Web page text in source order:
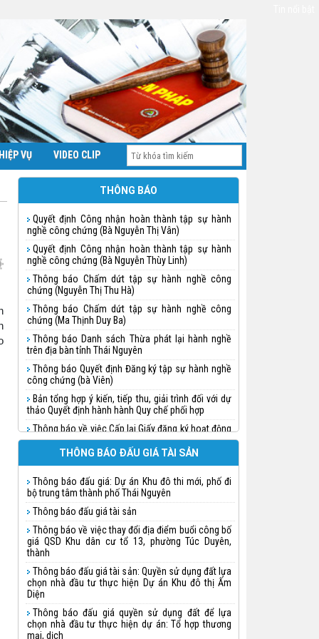
VỤ VIDEO CLIP
THÔNG BÁO
Quyết định Công nhận hoàn thành tập sự hành
nghề công chứng (Bà Nguyễn Thị Vân)
Quyết định Công nhận hoàn thành tập sự hành
nghề công chứng (Bà Nguyễn Thùy Linh)
Thông báo Chấm dứt tập sự hành nghề công
chứng (Nguyễn Thị Thu Hà)
Thông báo Chấm dứt tập sự hành nghề công
chứng (Ma Thịnh Duy Ba)
Thông báo Danh sách Thừa phát lại hành nghề
trên địa bàn tỉnh Thái Nguyên
Thông báo Quyết định Đăng ký tập sự hành nghề
công chứng (bà Viên)
Bản tổng hợp ý kiến, tiếp thu, giải trình đối với dự
thảo Quyết định hành hành Quy chế phối hợp
Thông báo về việc Cấp lại Giấy đăng ký hoạt động
cho Công ty đấu giá hợp danh Tuấn Khánh
Thông báo quyết định Đăng ký tập sự hành nghề
Thông báo quyết định Đăng ký tập sự hành nghề
công chứng (Triệu Thị Thanh Doãn)
Thông báo quyết định Đăng ký tập sự hành nghề
công chứng
Thông báo quyết định Đăng ký tập sự hành nghề
công chứng (Chu Ngọc Linh)
Thông báo về việc đăng ký hành nghề và cấp thẻ
Thừa phát lại cho bà Lưu Vũ Nhật Minh
Thông báo về việc thành lập Văn phòng Thừa
phát lại trên địa bàn tỉnh Thái Nguyên
THÔNG BÁO ĐẤU GIÁ TÀI SẢN
Thông báo đấu giá: Dự án Khu đô thi mới, phố đi
bộ trung tâm thành phố Thái Nguyên
Thông báo đấu giá tài sản
Thông báo về việc thay đổi địa điểm buổi công bố
giá QSD Khu dân cư tổ 13, phường Túc Duyên,
thành
Thông báo đấu giá tài sản: Quyền sử dụng đất lựa
chọn nhà đầu tư thực hiện Dự án Khu đô thị Ấm
Diện
Thông báo đấu giá quyền sử dụng đất để lựa
chọn nhà đầu tư thực hiện dự án: Tổ hợp thương
mại, dịch